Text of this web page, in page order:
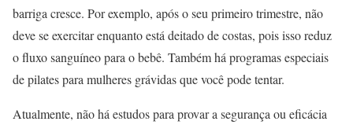
barriga cresce. Por exemplo, após o seu primeiro trimestre, não
deve se exercitar enquanto está deitado de costas, pois isso reduz
o fluxo sanguíneo para o bebê. Também há programas especiais
de pilates para mulheres grávidas que você pode tentar.
Atualmente, não há estudos para provar a segurança ou eficácia